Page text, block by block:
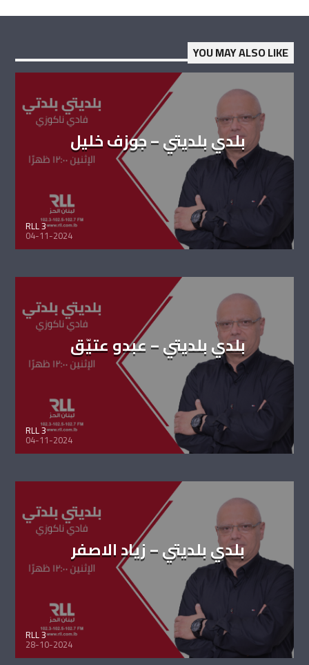
YOU MAY ALSO LIKE
بلدي بلديتي – جوزف خليل
RLL 3
04-11-2024
بلدي بلديتي – عبدو عتيّق
RLL 3
04-11-2024
بلدي بلديتي – زياد الاصفر
RLL 3
28-10-2024